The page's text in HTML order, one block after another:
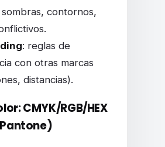
contornos,
: reglas de
con otras marcas
distancias).
CMYK/RGB/HEX